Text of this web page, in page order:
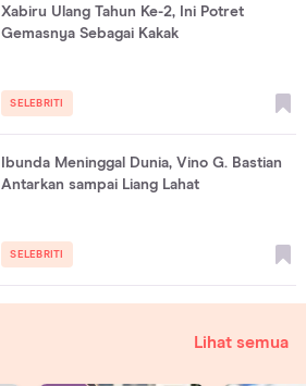
Xabiru Ulang Tahun Ke-2, Ini Potret
Gemasnya Sebagai Kakak
SELEBRITI
Ibunda Meninggal Dunia, Vino G. Bastian
Antarkan sampai Liang Lahat
SELEBRITI
Lihat semua